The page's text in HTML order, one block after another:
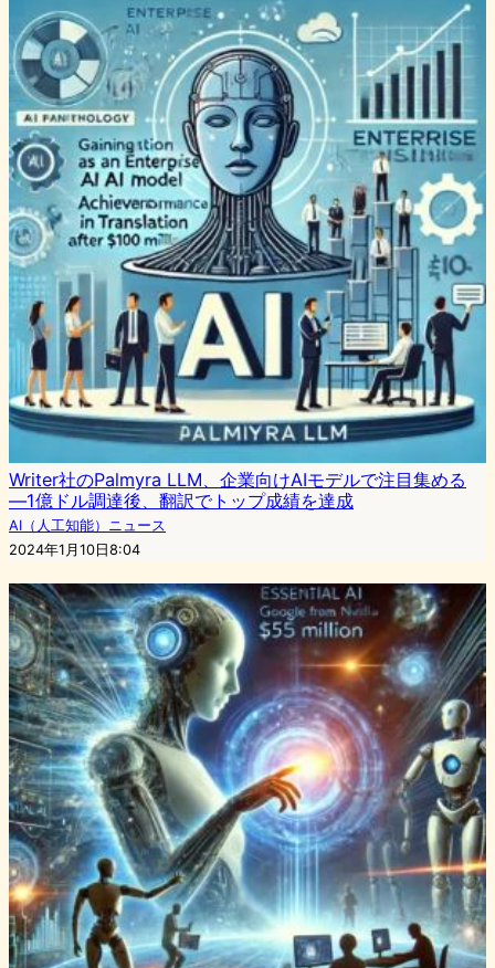
Writer社のPalmyra LLM、企業向けAIモデルで注目集める
―1億ドル調達後、翻訳でトップ成績を達成
AI（人工知能）ニュース
2024年1月10日8:04